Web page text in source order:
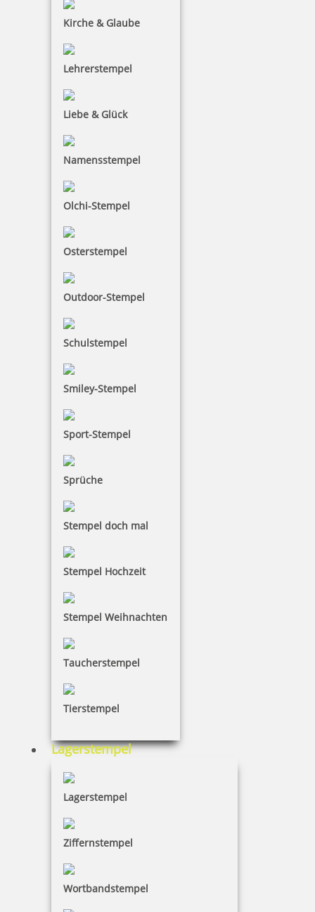
Kirche & Glaube
Lehrerstempel
Liebe & Glück
Namensstempel
Olchi-Stempel
Osterstempel
Outdoor-Stempel
Schulstempel
Smiley-Stempel
Sport-Stempel
Sprüche
Stempel doch mal
Stempel Hochzeit
Stempel Weihnachten
Taucherstempel
Tierstempel
Lagerstempel
Lagerstempel
Ziffernstempel
Wortbandstempel